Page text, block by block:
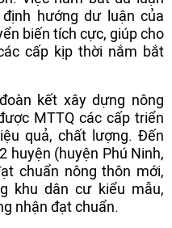
hướng dư luận của
biến tích cực, giúp cho
cấp kịp thời nắm bắt
kết xây dựng nông
MTTQ các cấp triển
quả, chất lượng. Đến
huyện (huyện Phú Ninh,
chuẩn nông thôn mới,
khu dân cư kiểu mẫu,
nhận đạt chuẩn.